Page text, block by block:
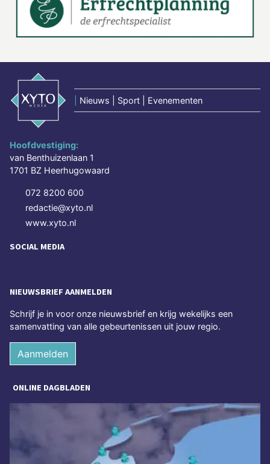
Nieuws | Sport | Evenementen
Hoofdvestiging:
van Benthuizenlaan 1
1701 BZ Heerhugowaard
072 8200 600
redactie@xyto.nl
www.xyto.nl
SOCIAL MEDIA
NIEUWSBRIEF AANMELDEN
Schrijf je in voor onze nieuwsbrief en krijg wekelijks een
samenvatting van alle gebeurtenissen uit jouw regio.
Aanmelden
ONLINE DAGBLADEN